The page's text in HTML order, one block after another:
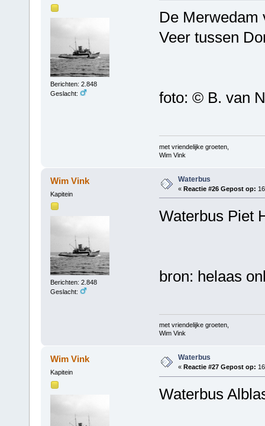
Berichten: 2.848
Geslacht:
De Merwedam
Veer tussen
foto: © B. van
met vriendelijke groeten,
Wim Vink
Wim Vink
Kapitein
Berichten: 2.848
Geslacht:
Waterbus
« Reactie #26 Gepost op:
Waterbus Piet
bron: helaas
met vriendelijke groeten,
Wim Vink
Wim Vink
Kapitein
Waterbus
« Reactie #27 Gepost op:
Waterbus